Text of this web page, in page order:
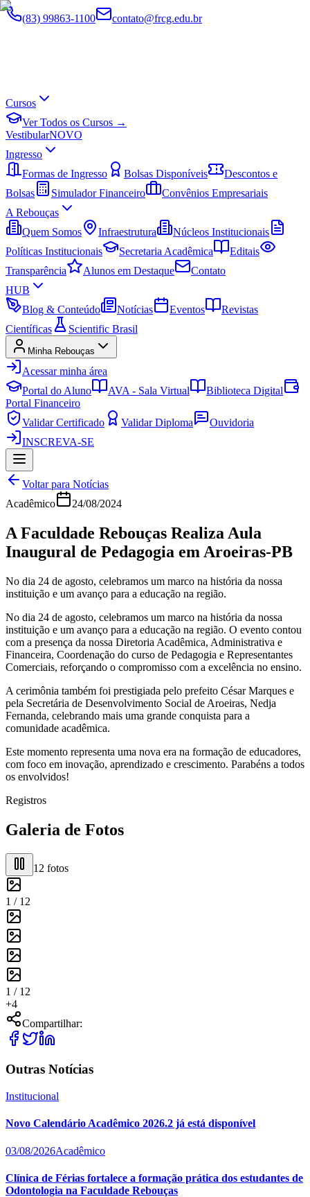
(83) 99863-1100 contato@frcg.edu.br
Cursos
Ver Todos os Cursos →
VestibularNOVO
Ingresso
Formas de Ingresso
Bolsas Disponíveis
Descontos e
Bolsas
Simulador Financeiro
Convênios Empresariais
A Rebouças
Quem Somos
Infraestrutura
Núcleos Institucionais
Políticas Institucionais
Secretaria Acadêmica
Editais
Transparência
Alunos em Destaque
Contato
HUB
Blog & Conteúdo
Notícias Eventos
Revistas
Científicas
Scientific Brasil
Minha Rebouças
Acessar minha área
Portal do Aluno
AVA - Sala Virtual
Biblioteca Digital
Portal Financeiro
Validar Certificado
Validar Diploma
Ouvidoria
INSCREVA-SE
Voltar para Notícias
Acadêmico
24/08/2024
A Faculdade Rebouças Realiza Aula
Inaugural de Pedagogia em Aroeiras-PB
No dia 24 de agosto, celebramos um marco na história da nossa
instituição e um avanço para a educação na região.
No dia 24 de agosto, celebramos um marco na história da nossa
instituição e um avanço para a educação na região. O evento contou
com a presença da nossa Diretoria Acadêmica, Administrativa e
Financeira, Coordenação do curso de Pedagogia e Representantes
Comerciais, reforçando o compromisso com a excelência no ensino.
A cerimônia também foi prestigiada pelo prefeito César Marques e
pela Secretária de Desenvolvimento Social de Aroeiras, Nedja
Fernanda, celebrando mais uma grande conquista para a
comunidade acadêmica.
Este momento representa uma nova era na formação de educadores,
com foco em inovação, aprendizado e crescimento. Parabéns a todos
os envolvidos!
Registros
Galeria de Fotos
12 fotos
1 / 12
1 / 12
+4
Compartilhar:
Outras Notícias
Institucional
Novo Calendário Acadêmico 2026.2 já está disponível
03/08/2026Acadêmico
Clínica de Férias fortalece a formação prática dos estudantes de
Odontologia na Faculdade Rebouças